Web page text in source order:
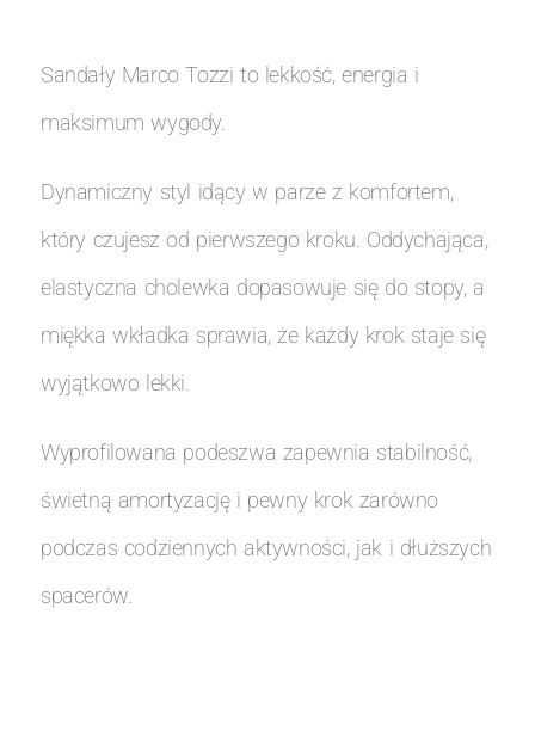
Sandały Marco Tozzi to lekkość, energia i
maksimum wygody.
Dynamiczny styl idący w parze z komfortem,
który czujesz od pierwszego kroku. Oddychająca,
elastyczna cholewka dopasowuje się do stopy, a
miękka wkładka sprawia, że każdy krok staje się
wyjątkowo lekki.
Wyprofilowana podeszwa zapewnia stabilność,
świetną amortyzację i pewny krok zarówno
podczas codziennych aktywności, jak i dłuższych
spacerów.